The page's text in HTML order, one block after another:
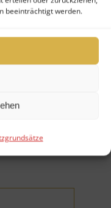
beeinträchtigt werden.